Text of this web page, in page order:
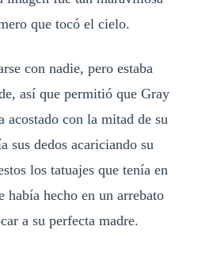
que tocó el cielo.
con nadie, pero estaba
así que permitió que Gray
acostado con la mitad de su
sus dedos acariciando su
los tatuajes que tenía en
había hecho en un arrebato
a su perfecta madre.